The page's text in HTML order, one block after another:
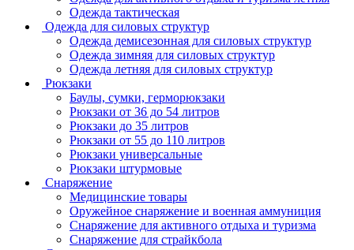
Одежда тактическая
Одежда для силовых структур
Одежда демисезонная для силовых структур
Одежда зимняя для силовых структур
Одежда летняя для силовых структур
Рюкзаки
Баулы, сумки, герморюкзаки
Рюкзаки от 36 до 54 литров
Рюкзаки до 35 литров
Рюкзаки от 55 до 110 литров
Рюкзаки универсальные
Рюкзаки штурмовые
Снаряжение
Медицинские товары
Оружейное снаряжение и военная аммуниция
Снаряжение для активного отдыха и туризма
Снаряжение для страйкбола